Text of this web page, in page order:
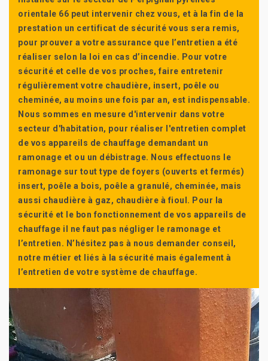
orientale 66 peut intervenir chez vous, et à la fin de la
prestation un certificat de sécurité vous sera remis,
pour prouver a votre assurance que l’entretien a été
réaliser selon la loi en cas d’incendie. Pour votre
sécurité et celle de vos proches, faire entretenir
régulièrement votre chaudière, insert, poêle ou
cheminée, au moins une fois par an, est indispensable.
Nous sommes en mesure d'intervenir dans votre
secteur d'habitation, pour réaliser l'entretien complet
de vos appareils de chauffage demandant un
ramonage et ou un débistrage. Nous effectuons le
ramonage sur tout type de foyers (ouverts et fermés)
insert, poêle a bois, poêle a granulé, cheminée, mais
aussi chaudière à gaz, chaudière à fioul. Pour la
sécurité et le bon fonctionnement de vos appareils de
chauffage il ne faut pas négliger le ramonage et
l’entretien. N’hésitez pas à nous demander conseil,
notre métier et liés à la sécurité mais également à
l’entretien de votre système de chauffage.